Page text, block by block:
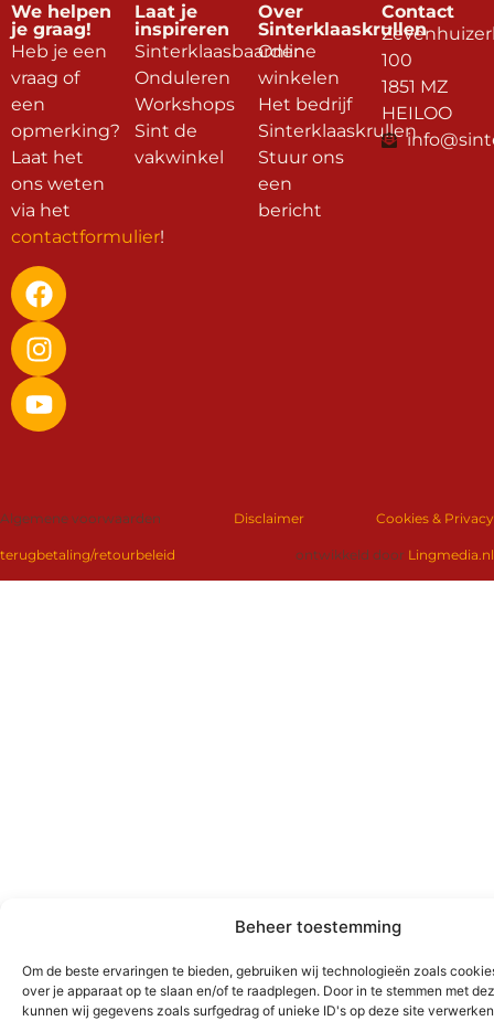
Beheer toestemming
Om de beste ervaringen te bieden, gebruiken wij technologieën zoals
over je apparaat op te slaan en/of te raadplegen. Door in te stemmen met
kunnen wij gegevens zoals surfgedrag of unieke ID's op deze site
We helpen
je graag!
Heb je een
vraag of
een
opmerking?
Laat het
ons weten
via het
contactformulier!
Laat je
inspireren
Sinterklaasbaarden
Onduleren
Workshops
Sint de
vakwinkel
Over
Sinterklaaskrullen
Online
winkelen
Het bedrijf
Sinterklaaskrullen
Stuur ons
een
bericht
Contact
100
1851 MZ
HEILOO
Algemene voorwaarden Disclaimer Cookies & Privacy
terugbetaling/retourbeleid ontwikkeld door Lingmedia.nl